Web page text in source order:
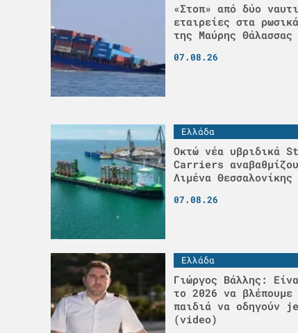
«Στοπ» από δύο
εταιρείες στα
της Μαύρης Θάλασσας
07.08.26
Ελλάδα
Οκτώ νέα υβριδικά
Carriers
Λιμένα Θεσσαλονίκης
07.08.26
Ελλάδα
Γιώργος Βάλλης:
το 2026 να βλέπουμε
παιδιά να οδηγούν
(video)